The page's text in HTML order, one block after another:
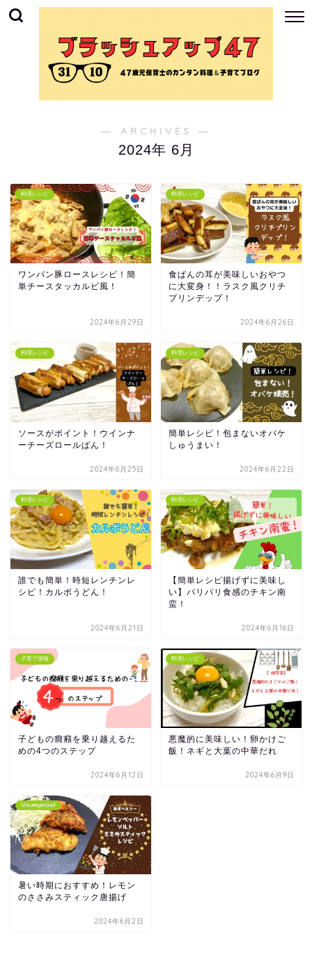
― ARCHIVES ―
2024年 6月
料理レシピ
ワンパン豚ロースレシピ！簡
単チースタッカルビ風！
2024年6月29日
料理レシピ
食ぱんの耳が美味しいおやつ
に大変身！！ラスク風クリチ
プリンデップ！
2024年6月26日
料理レシピ
ソースがポイント！ウインナ
ーチーズロールぱん！
2024年6月25日
料理レシピ
簡単レシピ！包まないオバケ
しゅうまい！
2024年6月22日
料理レシピ
誰でも簡単！時短レンチンレ
シピ！カルボうどん！
2024年6月21日
料理レシピ
【簡単レシピ揚げずに美味し
い】パリパリ食感のチキン南
蛮！
2024年6月16日
子育て情報
子どもの癇癪を乗り越えるた
めの4つのステップ
2024年6月12日
料理レシピ
悪魔的に美味しい！卵かけご
飯！ネギと大葉の中華だれ
2024年6月9日
Uncategorized
暑い時期におすすめ！レモン
のささみスティック唐揚げ
2024年6月2日